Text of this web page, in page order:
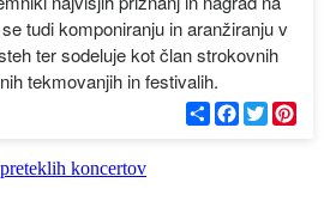
tudi komponiranju in aranžiranju v
ter sodeluje kot član strokovnih
tekmovanjih in festivalih.
С
п
F
a
T
w
koncertov